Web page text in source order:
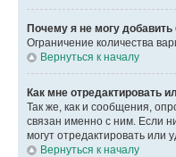
Почему я не могу
Ограничение количества
Вернуться к началу
Как мне отредактировать
Так же, как и сообщения,
связан именно с ним. Если
могут отредактировать или
Вернуться к началу